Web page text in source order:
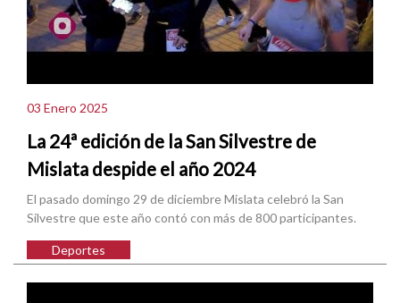
03 Enero 2025
La 24ª edición de la San Silvestre de
Mislata despide el año 2024
El pasado domingo 29 de diciembre Mislata celebró la San
Silvestre que este año contó con más de 800 participantes.
Deportes